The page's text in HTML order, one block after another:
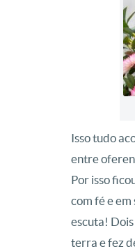
Isso tudo
entre
Por isso
com fé e
escuta!
terra e fez